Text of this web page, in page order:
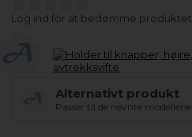
Log ind for at bedømme produktet
Alternativt produkt
Passer til de nevnte modellene.